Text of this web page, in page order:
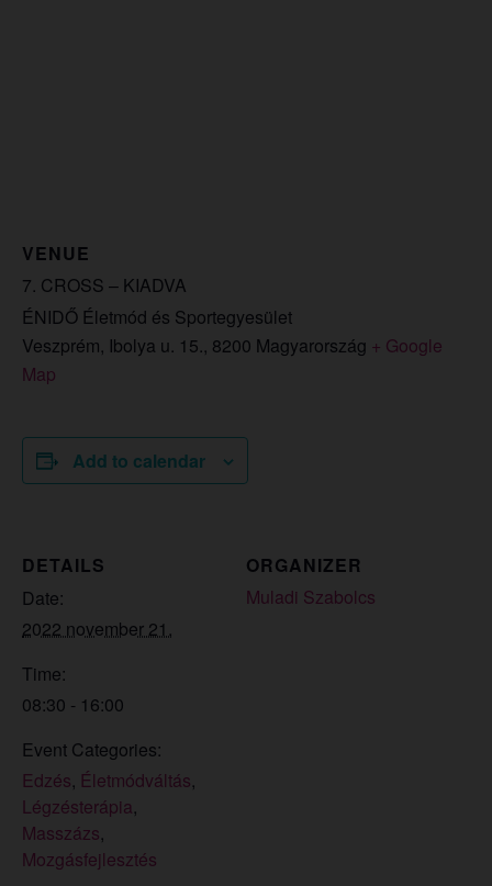
VENUE
7. CROSS – KIADVA
ÉNIDŐ Életmód és Sportegyesület
Veszprém, Ibolya u. 15., 8200 Magyarország + Google
Map
Add to calendar
DETAILS
Date:
2022 november 21.
Time:
08:30 - 16:00
Event Categories:
Edzés, Életmódváltás,
Légzésterápia,
Masszázs,
Mozgásfejlesztés
ORGANIZER
Muladi Szabolcs